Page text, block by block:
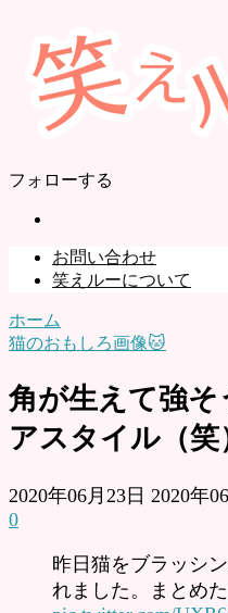
フォローする
お問い合わせ
笑えルーについて
ホーム
猫のおもしろ画像🐱
角が生えて強
アスタイル（笑
2020年06月23日 2020年
0
昨日猫をブラッシ
れました。まとめ